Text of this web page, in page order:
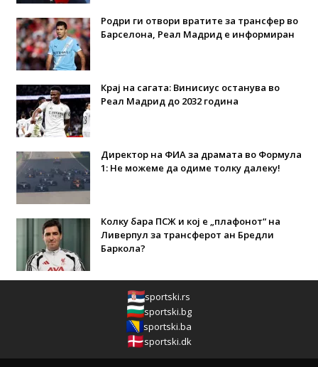
Родри ги отвори вратите за трансфер во
Барселона, Реал Мадрид е информиран
Крај на сагата: Винисиус останува во
Реал Мадрид до 2032 година
Директор на ФИА за драмата во Формула
1: Не можеме да одиме толку далеку!
Колку бара ПСЖ и кој е „плафонот“ на
Ливерпул за трансферот ан Бредли
Баркола?
sportski.rs
sportski.bg
sportski.ba
sportski.dk